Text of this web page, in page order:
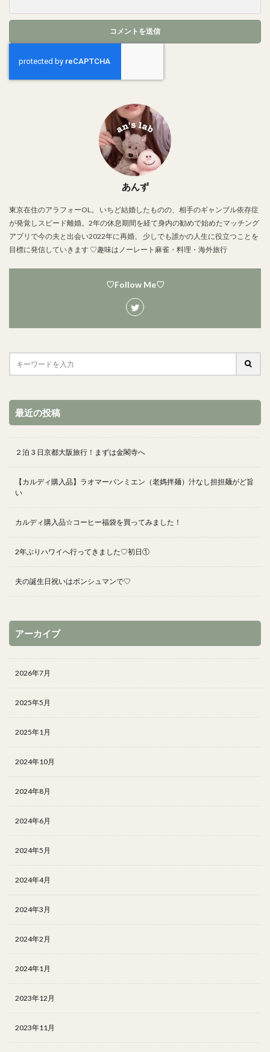
あんず
東京在住のアラフォーOL。 いちど結婚したものの、相手のギャンブル依存症
が発覚しスピード離婚。2年の休息期間を経て身内の勧めで始めたマッチング
アプリで今の夫と出会い2022年に再婚。 少しでも誰かの人生に役立つことを
目標に発信していきます ♡趣味はノーレート麻雀・料理・海外旅行
♡Follow Me♡
最近の投稿
２泊３日京都大阪旅行！まずは金閣寺へ
【カルディ購入品】ラオマーパンミエン（老媽拌麺）汁なし担担麺がど旨
い
カルディ購入品☆コーヒー福袋を買ってみました！
2年ぶりハワイへ行ってきました♡初日①
夫の誕生日祝いはボンシュマンで♡
アーカイブ
2026年7月
2025年5月
2025年1月
2024年10月
2024年8月
2024年6月
2024年5月
2024年4月
2024年3月
2024年2月
2024年1月
2023年12月
2023年11月